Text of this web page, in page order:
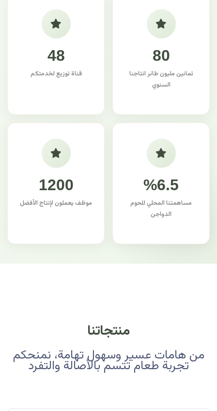
80
ثمانين مليون طائر انتاجنا
السنوي
48
قناة توزيع لخدمتكم
%6.5
مساهمتنا المحلي للحوم
الدواجن
1200
موظف يعملون لإنتاج الأفضل
منتجاتنا
من هامات عسير وسهول تهامة، نمنحكم
تجربة طعام تتسم بالأصالة والتفرد